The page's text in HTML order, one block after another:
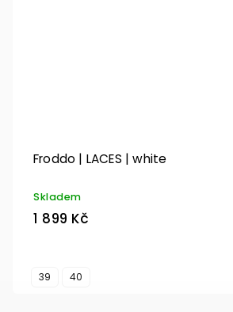
Froddo | LACES | white
Skladem
1 899 Kč
39 40